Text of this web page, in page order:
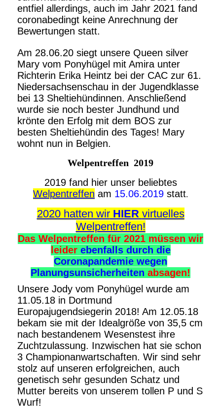
entfiel allerdings, auch im Jahr 2021 fand
coronabedingt keine Anrechnung der
Bewertungen statt.
Am 28.06.20 siegt unsere Queen silver
Mary vom Ponyhügel mit Amira unter
Richterin Erika Heintz bei der CAC zur 61.
Niedersachsenschau in der Jugendklasse
bei 13 Sheltiehündinnen. Anschließend
wurde sie noch bester Jundhund und
krönte den Erfolg mit dem BOS zur
besten Sheltiehündin des Tages! Mary
wohnt nun in Belgien.
Welpentreffen 2019
2019 fand hier unser beliebtes
Welpentreffen am 15.06.2019 statt.
2020 hatten wirHIER virtuelles
Welpentreffen!
Das Welpentreffen für 2021 müssen wir
leiderebenfalls durch die
Coronapandemie wegen
Planungsunsicherheiten absagen!
Unsere Jody vom Ponyhügel wurde am
11.05.18 in Dortmund
Europajugendsiegerin 2018! Am 12.05.18
bekam sie mit der Idealgröße von 35,5 cm
nach bestandenem Wesenstest ihre
Zuchtzulassung. Inzwischen hat sie schon
3 Championanwartschaften. Wir sind sehr
stolz auf unseren erfolgreichen, auch
genetisch sehr gesunden Schatz und
Mutter bereits von unserem tollen P und S
Wurf!